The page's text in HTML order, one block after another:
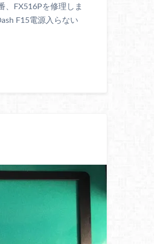
、FX516Pを修理しま
F15電源入らない